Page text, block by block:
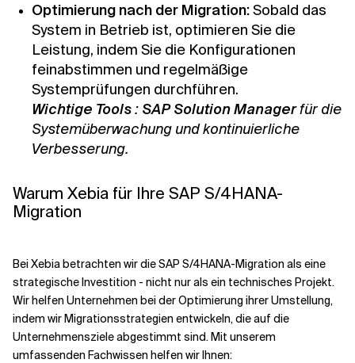
Optimierung nach der Migration:Sobald das
System in Betrieb ist, optimieren Sie die
Leistung, indem Sie die Konfigurationen
feinabstimmen und regelmäßige
Systemprüfungen durchführen.
Wichtige Tools: SAP Solution Managerfür die
Systemüberwachung und kontinuierliche
Verbesserung.
Warum Xebia für Ihre SAP S/4HANA-
Migration
Bei Xebia betrachten wir die SAP S/4HANA-Migration als eine
strategische Investition - nicht nur als ein technisches Projekt.
Wir helfen Unternehmen bei der Optimierung ihrer Umstellung,
indem wir Migrationsstrategien entwickeln, die auf die
Unternehmensziele abgestimmt sind. Mit unserem
umfassenden Fachwissen helfen wir Ihnen: